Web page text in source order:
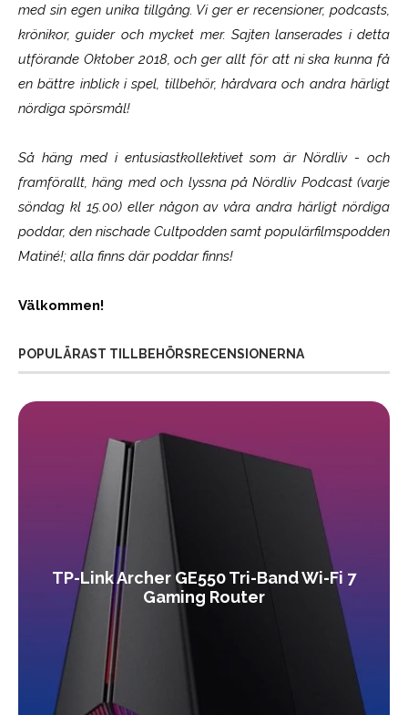
med sin egen unika tillgång. Vi ger er recensioner, podcasts,
krönikor, guider och mycket mer. Sajten lanserades i detta
utförande Oktober 2018, och ger allt för att ni ska kunna få
en bättre inblick i spel, tillbehör, hårdvara och andra härligt
nördiga spörsmål!
Så häng med i entusiastkollektivet som ärNördliv- och
framförallt, häng med och lyssna på Nördliv Podcast (varje
söndag kl 15.00) eller någon av våra andra härligt nördiga
poddar, den nischade Cultpodden samt populärfilmspodden
Matiné!; alla finns där poddar finns!
Välkommen!
POPULÄRAST TILLBEHÖRSRECENSIONERNA
TP-Link Archer GE550 Tri-Band Wi-Fi 7
Gaming Router